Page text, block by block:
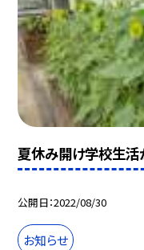
夏休み開け学校生活
公開日 2022/08/30
お知らせ